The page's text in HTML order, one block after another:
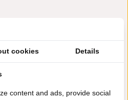
cookies Details
content and ads, provide social